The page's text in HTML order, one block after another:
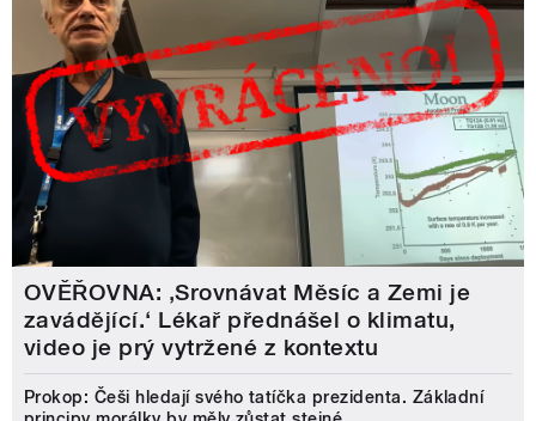
OVĚŘOVNA: ‚Srovnávat Měsíc a Zemi je
zavádějící.‘ Lékař přednášel o klimatu,
video je prý vytržené z kontextu
Prokop: Češi hledají svého tatíčka prezidenta. Základní